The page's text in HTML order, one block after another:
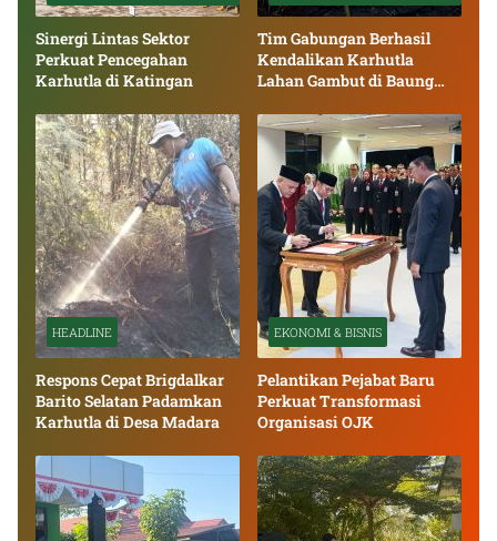
Sinergi Lintas Sektor
Perkuat Pencegahan
Karhutla di Katingan
Tim Gabungan Berhasil
Kendalikan Karhutla
Lahan Gambut di Baung
HEADLINE
Respons Cepat Brigdalkar
Barito Selatan Padamkan
Karhutla di Desa Madara
EKONOMI & BISNIS
Pelantikan Pejabat Baru
Perkuat Transformasi
Organisasi OJK